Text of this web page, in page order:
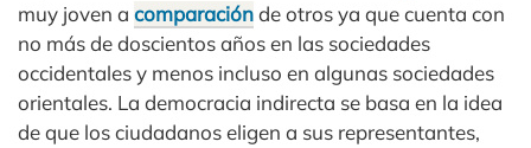
muy joven a comparaciónde otros ya que cuenta con
no más de doscientos años en las sociedades
occidentales y menos incluso en algunas sociedades
orientales. La democracia indirecta se basa en la idea
de que los ciudadanos eligen a sus representantes,